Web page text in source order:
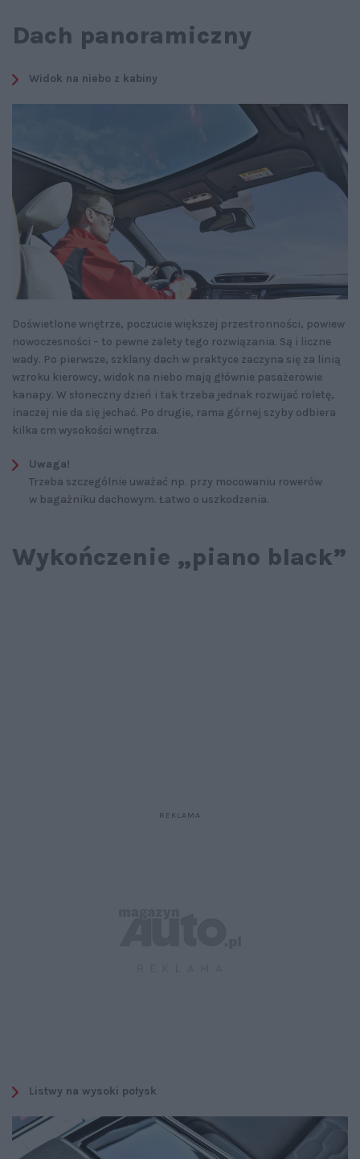
Dach panoramiczny
Widok na niebo z kabiny
Doświetlone wnętrze, poczucie większej przestronności, powiew
nowoczesności – to pewne zalety tego rozwiązania. Są i liczne
wady. Po pierwsze, szklany dach w praktyce zaczyna się za linią
wzroku kierowcy, widok na niebo mają głównie pasażerowie
kanapy. W słoneczny dzień i tak trzeba jednak rozwijać roletę,
inaczej nie da się jechać. Po drugie, rama górnej szyby odbiera
kilka cm wysokości wnętrza.
Uwaga!
Trzeba szczególnie uważać np. przy mocowaniu rowerów
w bagażniku dachowym. Łatwo o uszkodzenia.
Wykończenie „piano black”
Listwy na wysoki połysk